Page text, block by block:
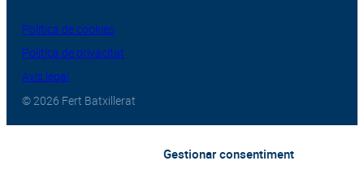
Gestionar consentiment
Política de cookies
Politíca de privacitat
Avís legal
© 2026 Fert Batxillerat